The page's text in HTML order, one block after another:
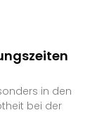
in den
bei der